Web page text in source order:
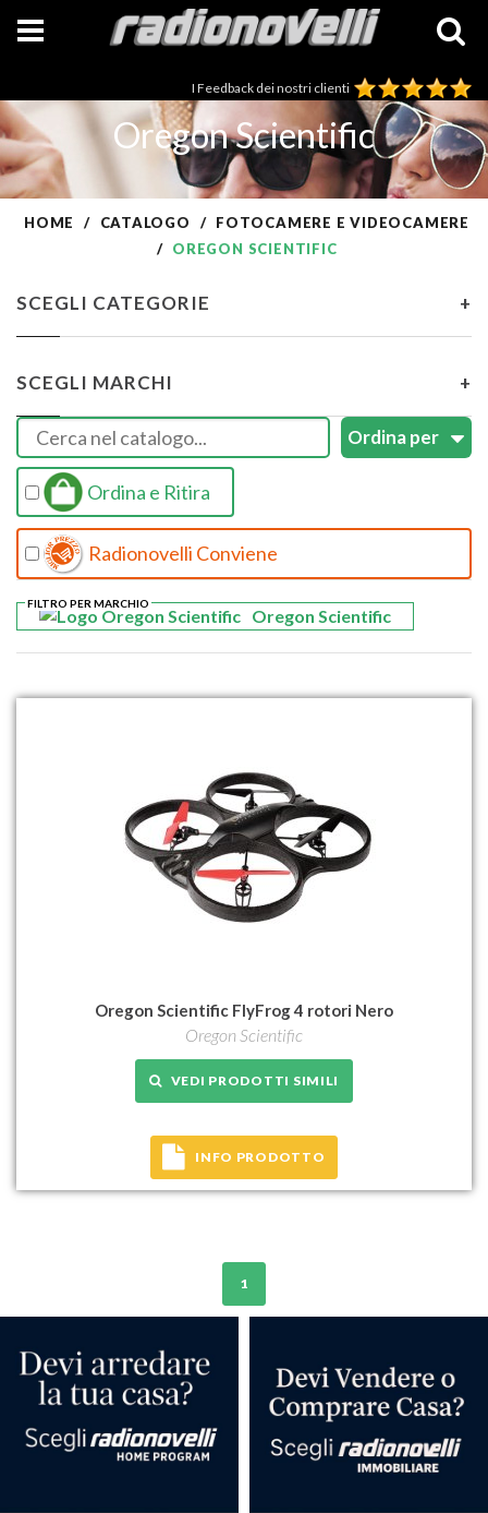
I Feedback dei nostri clienti
Oregon Scientific
HOME CATALOGO
FOTOCAMERE E VIDEOCAMERE
OREGON SCIENTIFIC
SCEGLI CATEGORIE +
SCEGLI MARCHI +
Ordina e Ritira
Radionovelli Conviene
Oregon Scientific
FILTRO PER MARCHIO
Oregon Scientific FlyFrog 4 rotori Nero
Oregon Scientific
VEDI PRODOTTI SIMILI
INFO PRODOTTO
1